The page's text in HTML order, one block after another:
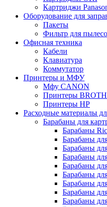
Картриджи
Оборудование для
Пакеты
Фильтр для
Офисная техника
Кабели
Клавиатура
Коммутатор
Принтеры и МФУ
Мфу CANON
Принтеры
Принтеры HP
Расходные материалы
Барабаны для
Барабаны
Барабаны
Барабаны
Барабаны
Барабаны
Барабаны
Барабаны
Барабаны
Барабаны